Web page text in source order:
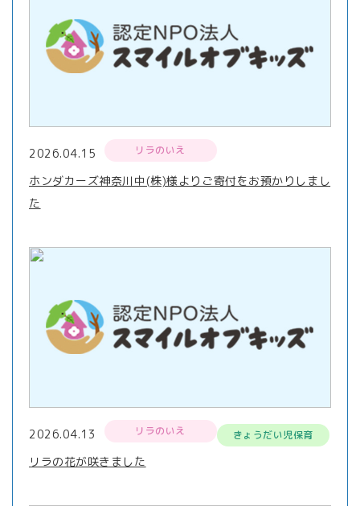
2026.04.15 リラのいえ
ホンダカーズ神奈川中(株)様よりご寄付をお預かりしまし
た
2026.04.13 リラのいえ きょうだい児保育
リラの花が咲きました